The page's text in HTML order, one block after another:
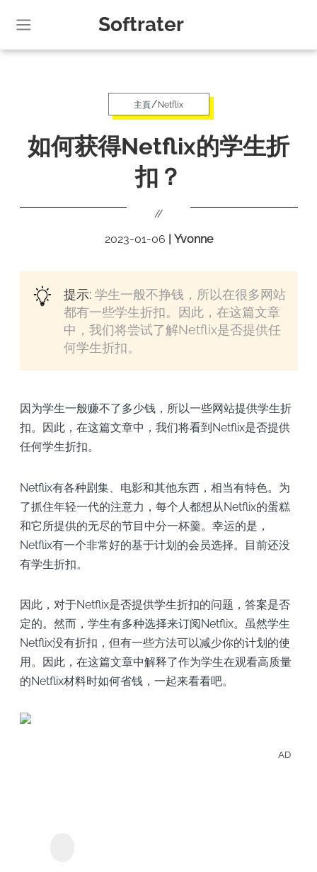
Softrater
主頁/Netflix
如何获得Netflix的学生折
扣？
//
2023-01-06 | Yvonne
提示:学生一般不挣钱，所以在很多网站
都有一些学生折扣。因此，在这篇文章
中，我们将尝试了解Netflix是否提供任
何学生折扣。
因为学生一般赚不了多少钱，所以一些网站提供学生折
扣。因此，在这篇文章中，我们将看到Netflix是否提供
任何学生折扣。
Netflix有各种剧集、电影和其他东西，相当有特色。为
了抓住年轻一代的注意力，每个人都想从Netflix的蛋糕
和它所提供的无尽的节目中分一杯羹。幸运的是，
Netflix有一个非常好的基于计划的会员选择。目前还没
有学生折扣。
因此，对于Netflix是否提供学生折扣的问题，答案是否
定的。然而，学生有多种选择来订阅Netflix。虽然学生
Netflix没有折扣，但有一些方法可以减少你的计划的使
用。因此，在这篇文章中解释了作为学生在观看高质量
的Netflix材料时如何省钱，一起来看看吧。
AD